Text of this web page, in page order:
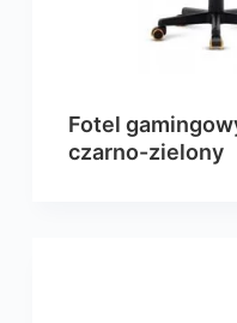
Fotel
czarno-zielony